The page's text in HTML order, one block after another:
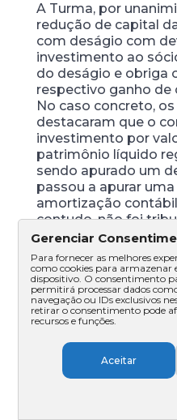
A Turma, por
redução de capital
com deságio com
investimento ao
do deságio e obriga
respectivo ganho
No caso concreto,
destacaram que o
investimento por
patrimônio líquido
sendo apurado um
passou a apurar
amortização
contudo, não foi
diferimento legal
o investimento fosse
modo, entenderam
426 do RIR/1999, a
investimento
redução de capital
parcela referente à
Nesse contexto, os
consignaram que
Gerenciar
Para fornecer as melhores
como cookies para armazenar
dispositivo. O consentimento
permitirá processar dados
navegação ou IDs exclusivos
retirar o consentimento pode
recursos e funções.
Aceitar